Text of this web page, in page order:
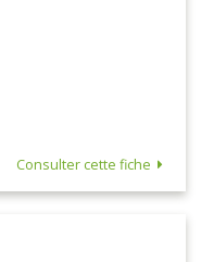
Consulter cette fiche